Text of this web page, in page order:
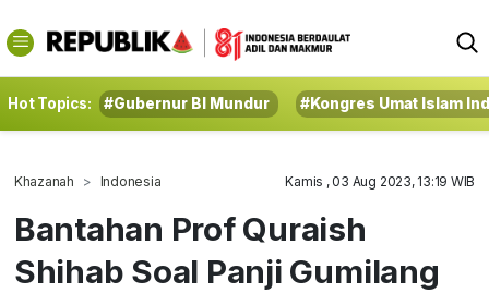
Hot Topics: #Gubernur BI Mundur #Kongres Umat Islam
Khazanah Indonesia Kamis , 03 Aug 2023, 13:19 WIB
Bantahan Prof Quraish
Shihab Soal Panji Gumilang